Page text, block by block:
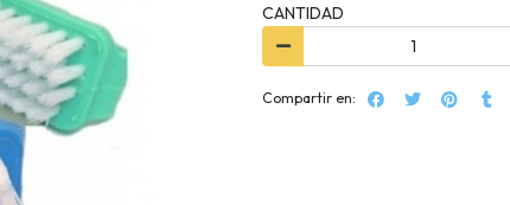
CANTIDAD
Compartir en: